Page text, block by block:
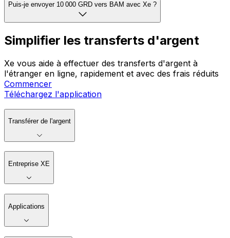
Puis-je envoyer 10 000 GRD vers BAM avec Xe ?
Simplifier les transferts d'argent
Xe vous aide à effectuer des transferts d'argent à
l'étranger en ligne, rapidement et avec des frais réduits
Commencer
Téléchargez l'application
Transférer de l'argent
Entreprise XE
Applications